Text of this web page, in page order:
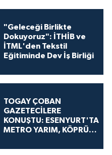
"Geleceği Birlikte
Dokuyoruz": İTHİB ve
İTML'den Tekstil
Eğitiminde Dev İş Birliği
TOGAY ÇOBAN
GAZETECİLERE
KONUŞTU: ESENYURT'TA
METRO YARIM, KÖPRÜ
KOKUYOR!